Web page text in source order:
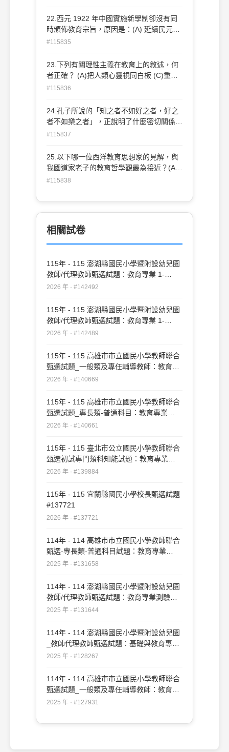
22.西元 1922 年中國實施新學制卻沒有同
時頒佈教育宗旨，原因是：(A) 延續民元教
育宗旨 (B)教育本身即是目的，沒有外在目
想紛歧多元，無法取得共識
#115835
23.下列有關理性主義在教育上的敘述，何
者正確？ (A)把人類心靈視同白板 (C)重視
感官訓練 (B)強調直觀教學 (D)主張藉自明
#115836
24.孔子所說的「知之者不如好之者，好之
者不如樂之者」，正說明了什麼密切關係？
(A)情意與認知學習 (B)技能與認知學習 (C)
#115837
25.以下哪一位西洋教育思想家的見解，與
我國道家老子的教育哲學觀最為接近？(A)
盧梭 (B)馬丁路德 (C)柏拉圖 (D)羅素
#115838
相關試卷
115年 - 115 澎湖縣國民小學暨附設幼兒園
教師/代理教師甄選試題：教育專業 1-
20#142492
2026 年 · #142492
115年 - 115 澎湖縣國民小學暨附設幼兒園
教師/代理教師甄選試題：教育專業 1-
50#142489
2026 年 · #142489
115年 - 115 高雄市市立國民小學教師聯合
甄選試題_一般類及專任輔導教師：教育專
業#140669
2026 年 · #140669
115年 - 115 高雄市市立國民小學教師聯合
甄選試題_專長類-普通科目：教育專業
#140661
2026 年 · #140661
115年 - 115 臺北市公立國民小學教師聯合
甄選初試專門類科知能試題：教育專業
#139884
2026 年 · #139884
115年 - 115 宜蘭縣國民小學校長甄選試題
#137721
2026 年 · #137721
114年 - 114 高雄市市立國民小學教師聯合
甄選-專長類-普通科目試題：教育專業
#131658
2025 年 · #131658
114年 - 114 澎湖縣國民小學暨附設幼兒園
教師/代理教師甄選試題：教育專業測驗
#131644
2025 年 · #131644
114年 - 114 澎湖縣國民小學暨附設幼兒園
_教師代理教師甄選試題：基礎與教育專業
測驗#128267
2025 年 · #128267
114年 - 114 高雄市市立國民小學教師聯合
甄選試題_一般類及專任輔導教師：教育專
業#127931
2025 年 · #127931